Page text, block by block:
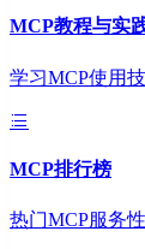
MCP教程与实
学习MCP使用
MCP排行榜
热门MCP服务